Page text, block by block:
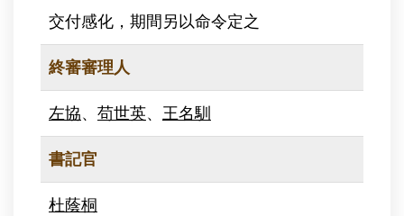
交付感化，期間另以命令定之
終審審理人
左協、 苟世英、 王名馴
書記官
杜蔭桐